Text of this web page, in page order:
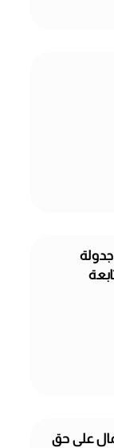
افصاح معلومات جوهرية بشأن إعادة جدولة
إفصاح - بشأن موافقة هيئة أسواق المال على حق